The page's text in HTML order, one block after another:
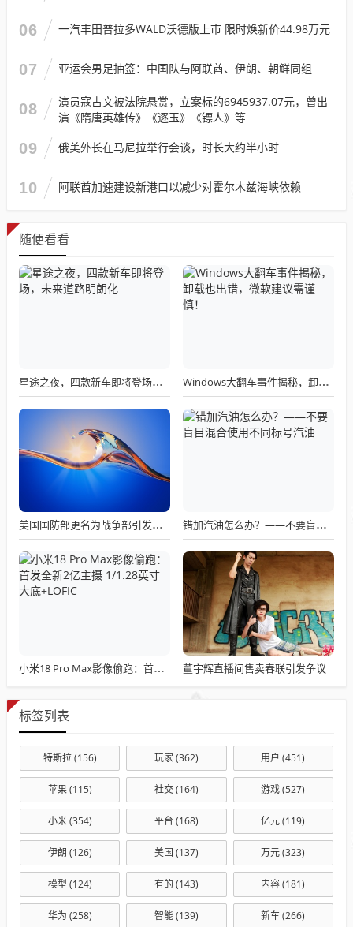
06 一汽丰田普拉多WALD沃德版上市 限时焕新价44.98万元
07 亚运会男足抽签：中国队与阿联酋、伊朗、朝鲜同组
08
演员寇占文被法院悬赏，立案标的6945937.07元，曾出
演《隋唐英雄传》《逐玉》《镖人》等
09 俄美外长在马尼拉举行会谈，时长大约半小时
10 阿联酋加速建设新港口以减少对霍尔木兹海峡依赖
随便看看
星途之夜，四款新车即将登场，未来道路明朗化 Windows大翻车事件揭秘，卸载也出错，微软建议需谨慎！
美国国防部更名为战争部引发关注热议 错加汽油怎么办？——不要盲目混合使用不同标号汽油
小米18 Pro Max影像偷跑：首发全新2亿主摄 1/1.28英寸大底+LOFIC 董宇辉直播间售卖春联引发争议
标签列表
特斯拉(156) 玩家(362) 用户 (451)
苹果(115) 社交(164) 游戏(527)
小米(354) 平台 (168) 亿元(119)
伊朗 (126) 美国 (137) 万元(323)
模型 (124) 有的 (143) 内容(181)
华为 (258) 智能(139) 新车(266)